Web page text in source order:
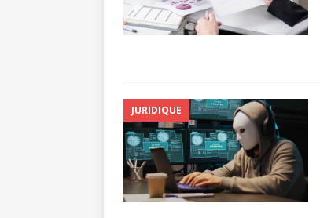
JURIDIQUE